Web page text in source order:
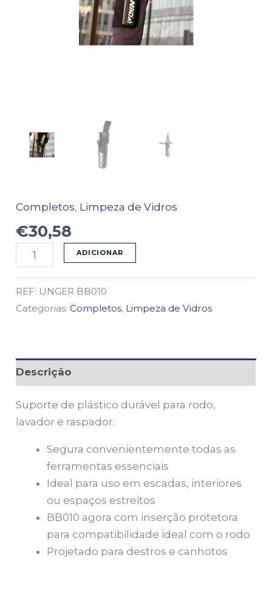
Completos, Limpeza de Vidros
€30,58
ADICIONAR
REF: UNGER BB010
Categorias:Completos, Limpeza de Vidros
Descrição
Suporte de plástico durável para rodo,
lavador e raspador.
Segura convenientemente todas as
ferramentas essenciais
Ideal para uso em escadas, interiores
ou espaços estreitos
BB010 agora com inserção protetora
para compatibilidade ideal com o rodo
Projetado para destros e canhotos